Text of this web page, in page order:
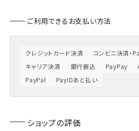
ご利用できるお支払い方法
クレジットカード決済
コンビニ決済・
キャリア決済
銀行振込 PayPay
PayPal
PayIDあと払い
ショップの評価